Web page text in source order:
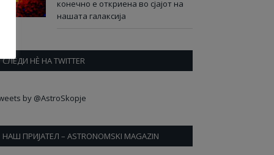
конечно е откриена во сјајот на
нашата галаксија
СЛЕДИ НÈ НА TWITTER
by @AstroSkopje
НАШ ПРИЈАТЕЛ – ASTRONOMSKI MAGAZIN